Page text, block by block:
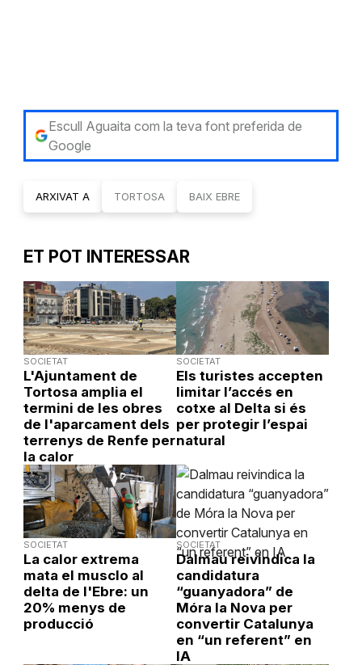
Escull Aguaita com la teva font preferida de
Google
ARXIVAT A TORTOSA BAIX EBRE
ET POT INTERESSAR
SOCIETAT
L'Ajuntament de
Tortosa amplia el
termini de les obres
de l'aparcament dels
terrenys de Renfe per
la calor
SOCIETAT
Els turistes accepten
limitar l’accés en
cotxe al Delta si és
per protegir l’espai
natural
SOCIETAT
La calor extrema
mata el musclo al
delta de l'Ebre: un
20% menys de
producció
SOCIETAT
Dalmau reivindica la
candidatura
“guanyadora” de
Móra la Nova per
convertir Catalunya
en “un referent” en
IA